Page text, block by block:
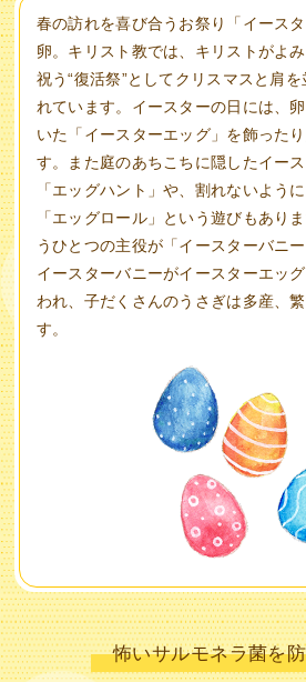
春の訪れを喜び合うお祭り「イース
卵。キリスト教では、キリストがよ
祝う“復活祭”としてクリスマスと肩
れています。イースターの日には、
いた「イースターエッグ」を飾った
す。また庭のあちこちに隠したイー
「エッグハント」や、割れないよう
「エッグロール」という遊びもあり
うひとつの主役が「イースターバニー
イースターバニーがイースターエッ
われ、子だくさんのうさぎは多産、
す。
怖いサルモネラ菌を